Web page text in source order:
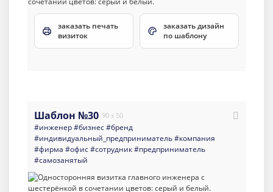
заказать печать
визиток
заказать дизайн
по шаблону
Шаблон №30 90 x 50
#инженер#бизнес#бренд
#индивидуальный_предприниматель#компания
#фирма #офис#сотрудник#предприниматель
#самозанятый